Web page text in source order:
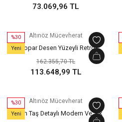
73.069,96 TL
%30
Yeni
Altınöz Mücevherat
Leopar Desen Yüzeyli Retro
Gurmet Model Yeşil Altın Bileklik
162.355,70 TL
113.648,99 TL
%30
Yeni
Altınöz Mücevherat
Zirkon Taş Detaylı Modern Ve Şık